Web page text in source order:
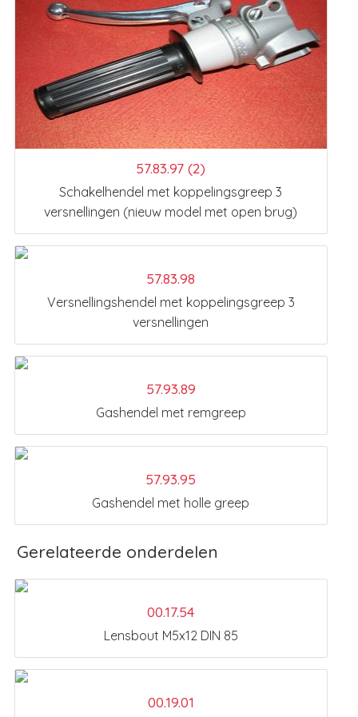
57.83.97 (2)
Schakelhendel met koppelingsgreep 3
versnellingen (nieuw model met open brug)
57.83.98
Versnellingshendel met koppelingsgreep 3
versnellingen
57.93.89
Gashendel met remgreep
57.93.95
Gashendel met holle greep
Gerelateerde onderdelen
00.17.54
Lensbout M5x12 DIN 85
00.19.01